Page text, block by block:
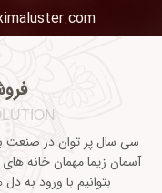
سی سال پر توان در صنعت
آسمان زیما مهمان خانه
بتوانیم با ورود به